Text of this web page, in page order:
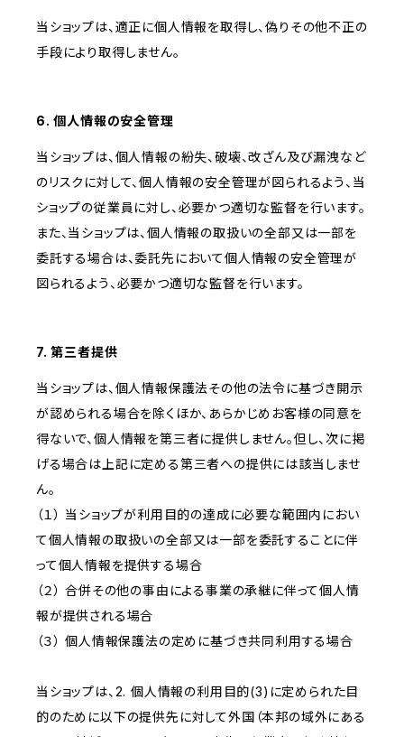
当ショップは、適正に個人情報を取得し、偽りその他不正の
手段により取得しません。
6. 個人情報の安全管理
当ショップは、個人情報の紛失、破壊、改ざん及び漏洩など
のリスクに対して、個人情報の安全管理が図られるよう、当
ショップの従業員に対し、必要かつ適切な監督を行います。
また、当ショップは、個人情報の取扱いの全部又は一部を
委託する場合は、委託先において個人情報の安全管理が
図られるよう、必要かつ適切な監督を行います。
7. 第三者提供
当ショップは、個人情報保護法その他の法令に基づき開示
が認められる場合を除くほか、あらかじめお客様の同意を
得ないで、個人情報を第三者に提供しません。但し、次に掲
げる場合は上記に定める第三者への提供には該当しませ
ん。
（１） 当ショップが利用目的の達成に必要な範囲内におい
て個人情報の取扱いの全部又は一部を委託することに伴
って個人情報を提供する場合
（２） 合併その他の事由による事業の承継に伴って個人情
報が提供される場合
（３） 個人情報保護法の定めに基づき共同利用する場合
当ショップは、2. 個人情報の利用目的(3)に定められた目
的のために以下の提供先に対して外国（本邦の域外にある